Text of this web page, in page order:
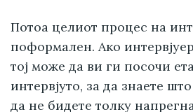
Потоа целиот процес на
поформален. Ако
тој може да ви ги посочи
интервјуто, за да знаете
да не бидете толку